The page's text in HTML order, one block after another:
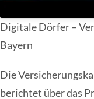
Digitale Dörfer –
Bayern
Die
berichtet über das